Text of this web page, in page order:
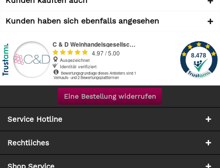
Kunden haben sich ebenfalls angesehen
Eine Bestellung widerrufen
Service Hotline
Rechtliches